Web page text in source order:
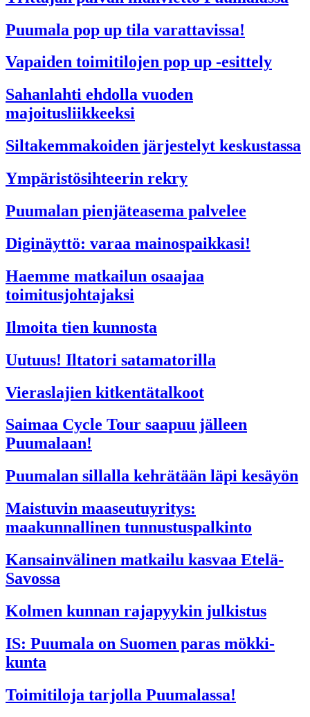
Puumala pop up tila varattavissa!
Vapaiden toimitilojen pop up -esittely
Sahanlahti ehdolla vuoden
majoitusliikkeeksi
Siltakemmakoiden järjestelyt keskustassa
Ympäristösihteerin rekry
Puumalan pienjäteasema palvelee
Diginäyttö: varaa mainospaikkasi!
Haemme matkailun osaajaa
toimitusjohtajaksi
Ilmoita tien kunnosta
Uutuus! Iltatori satamatorilla
Vieraslajien kitkentätalkoot
Saimaa Cycle Tour saapuu jälleen
Puumalaan!
Puumalan sillalla kehrätään läpi kesäyön
Maistuvin maaseutuyritys:
maakunnallinen tunnustuspalkinto
Kansainvälinen matkailu kasvaa Etelä-
Savossa
Kolmen kunnan rajapyykin julkistus
IS: Puumala on Suomen paras mökki­
kunta
Toimitiloja tarjolla Puumalassa!